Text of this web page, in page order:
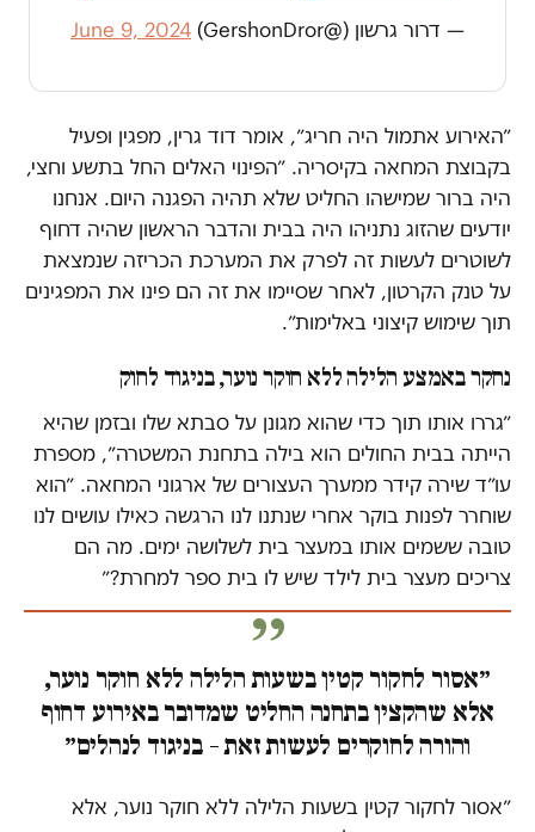
— דרור גרשון (@GershonDror) June 9, 2024
״האירוע אתמול היה חריג״, אומר דוד גרין, מפגין ופעיל
בקבוצת המחאה בקיסריה. ״הפינוי האלים החל בתשע וחצי,
היה ברור שמישהו החליט שלא תהיה הפגנה היום. אנחנו
יודעים שהזוג נתניהו היה בבית והדבר הראשון שהיה דחוף
לשוטרים לעשות זה לפרק את המערכת הכריזה שנמצאת
על טנק הקרטון, לאחר שסיימו את זה הם פינו את המפגינים
תוך שימוש קיצוני באלימות״.
נחקר באמצע הלילה ללא חוקר נוער, בניגוד לחוק
״גררו אותו תוך כדי שהוא מגונן על סבתא שלו ובזמן שהיא
הייתה בבית החולים הוא בילה בתחנת המשטרה״, מספרת
עו״ד שירה קידר ממערך העצורים של ארגוני המחאה. ״הוא
שוחרר לפנות בוקר אחרי שנתנו לנו הרגשה כאילו עושים לנו
טובה ששמים אותו במעצר בית לשלושה ימים. מה הם
צריכים מעצר בית לילד שיש לו בית ספר למחרת?״
״אסור לחקור קטין בשעות הלילה ללא חוקר נוער,
אלא שהקצין בתחנה החליט שמדובר באירוע דחוף
והורה לחוקרים לעשות זאת – בניגוד לנהלים״
״אסור לחקור קטין בשעות הלילה ללא חוקר נוער, אלא